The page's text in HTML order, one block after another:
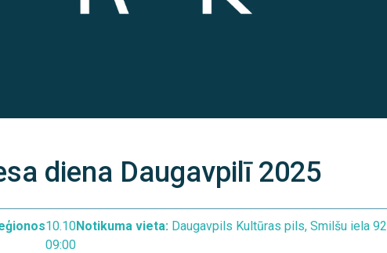
diena Daugavpilī 2025
10.10
09:00
Notikuma vieta: Daugavpils Kultūras pils, Smilšu iela 92